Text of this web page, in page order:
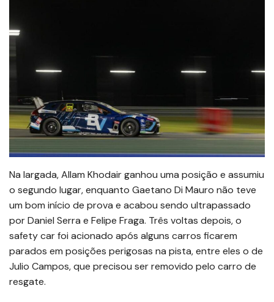
Na largada, Allam Khodair ganhou uma posição e assumiu
o segundo lugar, enquanto Gaetano Di Mauro não teve
um bom início de prova e acabou sendo ultrapassado
por Daniel Serra e Felipe Fraga. Três voltas depois, o
safety car foi acionado após alguns carros ficarem
parados em posições perigosas na pista, entre eles o de
Julio Campos, que precisou ser removido pelo carro de
resgate.